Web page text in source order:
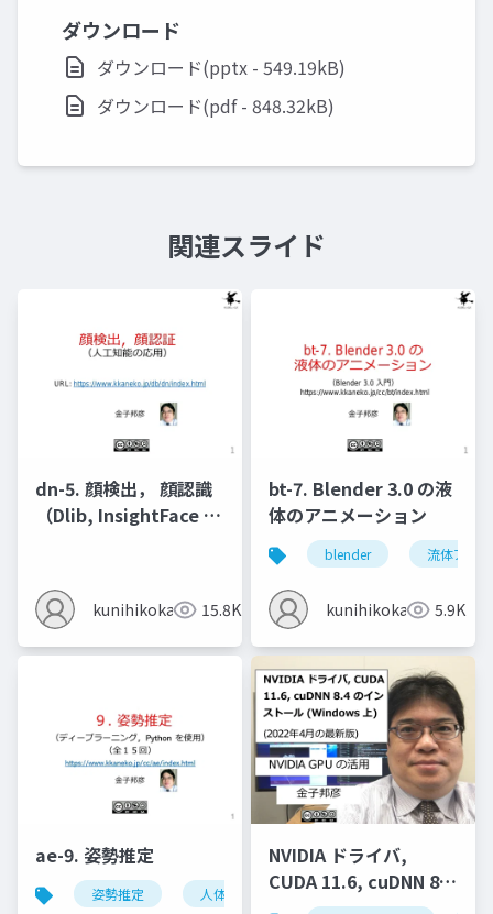
ダウンロード
ダウンロード(pptx - 549.19kB)
ダウンロード(pdf - 848.32kB)
関連スライド
dn-5. 顔検出， 顔認識
（Dlib, InsightFace を
kunihikokaneko15.8K
bt-7. Blender 3.0 の液
体のアニメーション
blender 流体アニ
kunihikokaneko5.9K
ae-9. 姿勢推定
姿勢推定 人体の姿勢推定 頭部の姿勢推定
NVIDIA ドライバ,
CUDA 11.6, cuDNN 8.4
のインストール